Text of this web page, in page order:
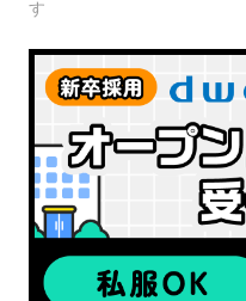
す